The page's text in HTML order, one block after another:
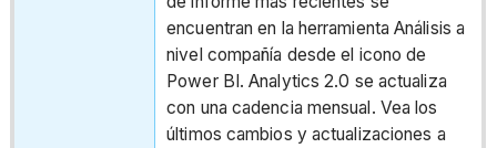
encuentran en la herramienta Análisis a
nivel compañía desde el icono de
Power BI. Analytics 2.0 se actualiza
con una cadencia mensual. Vea los
últimos cambios y actualizaciones a